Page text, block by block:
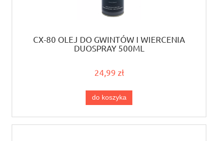
CX-80 OLEJ DO GWINTÓW I WIERCENIA
DUOSPRAY 500ML
24,99 zł
do koszyka